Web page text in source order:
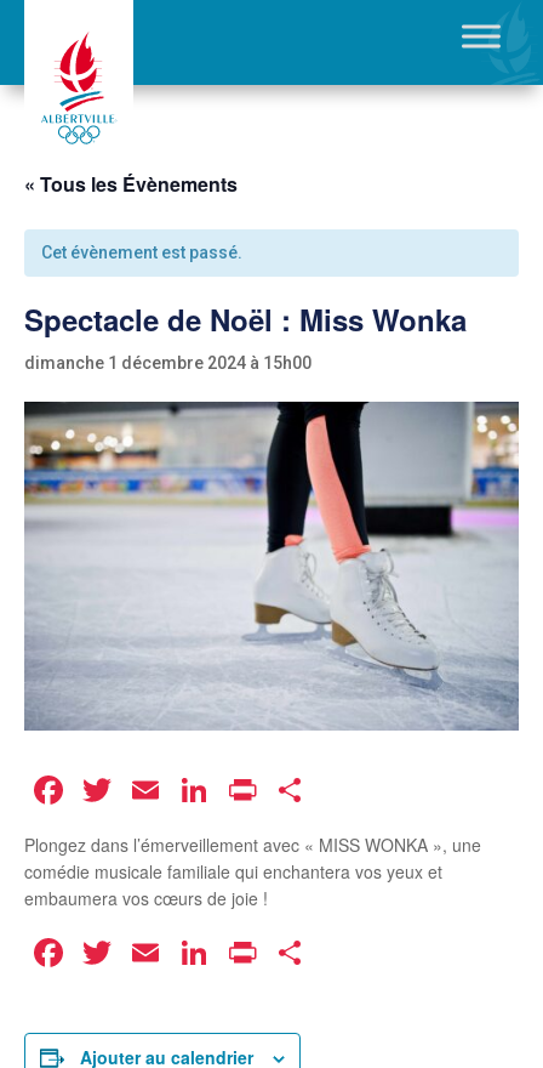
« Tous les Évènements
Cet évènement est passé.
Spectacle de Noël : Miss Wonka
dimanche 1 décembre 2024 à 15h00
Facebook
Twitter
EmailLinkedIn
Print
Plongez dans l’émerveillement avec « MISS WONKA », une
comédie musicale familiale qui enchantera vos yeux et
embaumera vos cœurs de joie !
Facebook
Twitter
EmailLinkedIn
Print
Ajouter au calendrier